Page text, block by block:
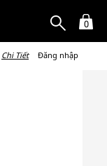
0
Chi Tiết Đăng nhập